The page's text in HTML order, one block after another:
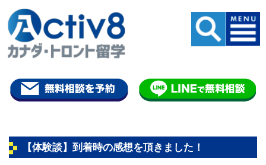
【体験談】到着時の感想を頂きました！